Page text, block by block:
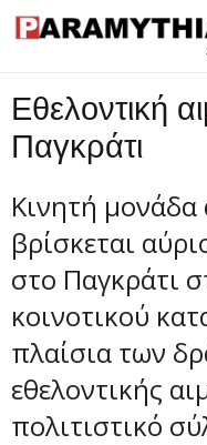
Τεχνολογία
Ροή
Επικοινωνία
Eθελοντική
Παγκράτι
Κινητή
βρίσκεται
στο Παγκράτι
κοινοτικού
πλαίσια των
εθελοντικής
πολιτιστικό